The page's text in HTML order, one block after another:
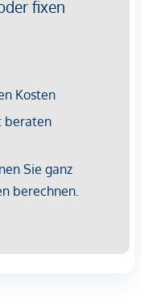
zum Balkon (ca. 30